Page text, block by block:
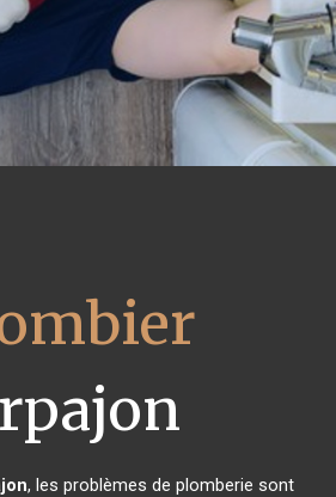
, les problèmes de plomberie sont